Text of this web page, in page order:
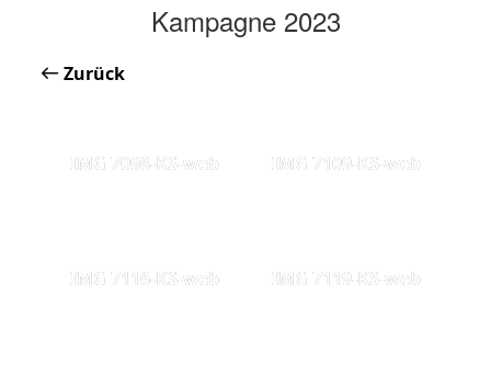
Kampagne 2023
Zurück
IMG 7098-KS-web IMG 7109-KS-web
IMG 7116-KS-web IMG 7119-KS-web